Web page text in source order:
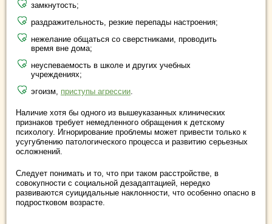
замкнутость;
раздражительность, резкие перепады настроения;
нежелание общаться со сверстниками, проводить
время вне дома;
неуспеваемость в школе и других учебных
учреждениях;
эгоизм, приступы агрессии.
Наличие хотя бы одного из вышеуказанных клинических
признаков требует немедленного обращения к детскому
психологу. Игнорирование проблемы может привести только к
усугублению патологического процесса и развитию серьезных
осложнений.
Следует понимать и то, что при таком расстройстве, в
совокупности с социальной дезадаптацией, нередко
развиваются суицидальные наклонности, что особенно опасно в
подростковом возрасте.